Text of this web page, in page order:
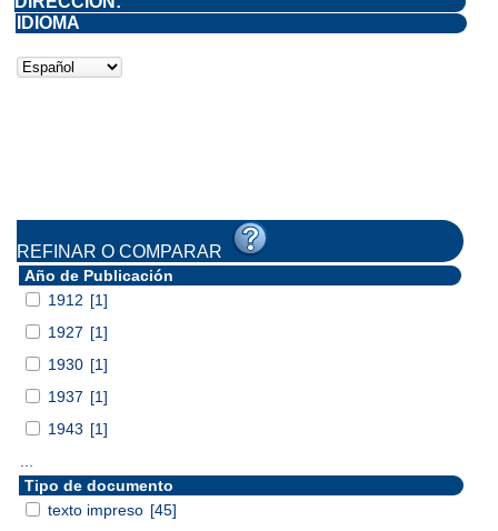
IDIOMA
REFINAR O COMPARAR
Año de Publicación
1912 [1]
1927 [1]
1930 [1]
1937 [1]
1943 [1]
Tipo de documento
texto impreso [45]